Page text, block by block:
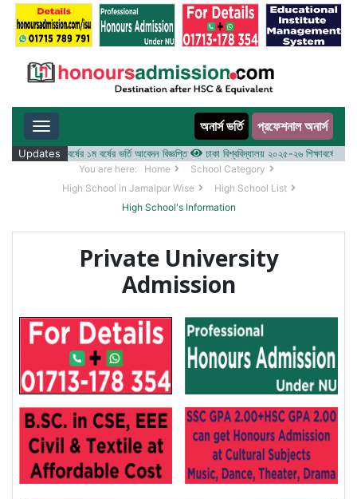
Toggle navigation অনার্স ভর্তি প্রফেশনাল অনার্স
Updates
২০২৫-২৬ শিক্ষাবর্ষের ১ম বর্ষের ভর্তি আবেদন বিজ্ঞপ্তি ঢাকা বিশ্ববিদ্যালয় ২০২৫-২৬ শিক্ষাবর্ষে
You are here: Home
School Category
High School in Jamalpur Wise
High School List
High School's Information
Private University
Admission